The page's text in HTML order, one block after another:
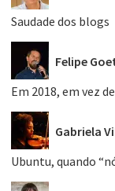
Saudade dos blogs
Felipe
Em 2018, em vez
Gabriela
Ubuntu, quando